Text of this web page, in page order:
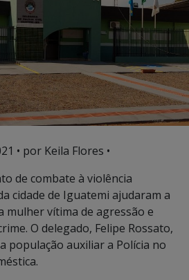
• por Keila Flores •
de combate à violência
cidade de Iguatemi ajudaram a
mulher vítima de agressão e
O delegado, Felipe Rossato,
população auxiliar a Polícia no